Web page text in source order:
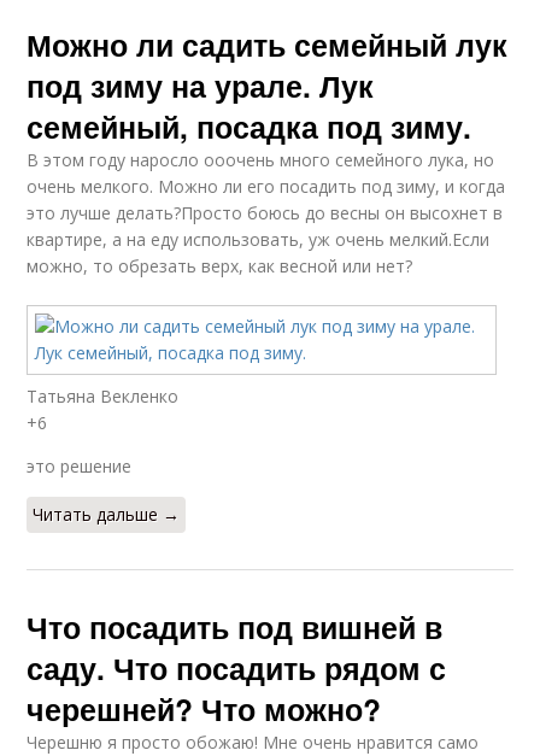
Можно ли садить семейный лук
под зиму на урале. Лук
семейный, посадка под зиму.
В этом году наросло ооочень много семейного лука, но
очень мелкого. Можно ли его посадить под зиму, и когда
это лучше делать?Просто боюсь до весны он высохнет в
квартире, а на еду использовать, уж очень мелкий.Если
можно, то обрезать верх, как весной или нет?
Татьяна Векленко
+6
это решение
Читать дальше →
Что посадить под вишней в
саду. Что посадить рядом с
черешней? Что можно?
Черешню я просто обожаю! Мне очень нравится само